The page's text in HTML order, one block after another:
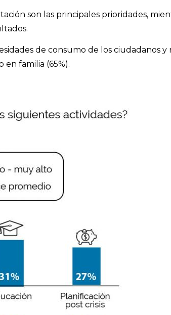
son las principales prioridades,
de consumo de los ciudadanos y
familia (65%).